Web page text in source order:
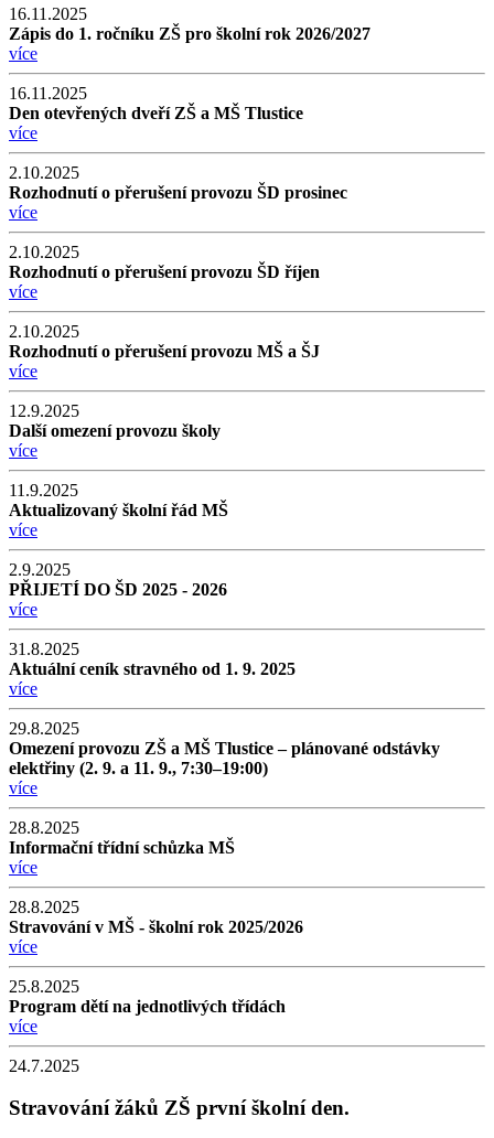
16.11.2025
Zápis do 1. ročníku ZŠ pro školní rok 2026/2027
více
16.11.2025
Den otevřených dveří ZŠ a MŠ Tlustice
více
2.10.2025
Rozhodnutí o přerušení provozu ŠD prosinec
více
2.10.2025
Rozhodnutí o přerušení provozu ŠD říjen
více
2.10.2025
Rozhodnutí o přerušení provozu MŠ a ŠJ
více
12.9.2025
Další omezení provozu školy
více
11.9.2025
Aktualizovaný školní řád MŠ
více
2.9.2025
PŘIJETÍ DO ŠD 2025 - 2026
více
31.8.2025
Aktuální ceník stravného od 1. 9. 2025
více
29.8.2025
Omezení provozu ZŠ a MŠ Tlustice – plánované odstávky
elektřiny (2. 9. a 11. 9., 7:30–19:00)
více
28.8.2025
Informační třídní schůzka MŠ
více
28.8.2025
Stravování v MŠ - školní rok 2025/2026
více
25.8.2025
Program dětí na jednotlivých třídách
více
24.7.2025
Stravování žáků ZŠ první školní den.